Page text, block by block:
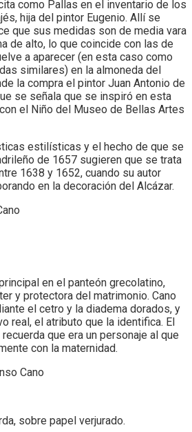
como Pallas en el inventario de los
hija del pintor Eugenio. Allí se
que sus medidas son de media vara
de alto, lo que coincide con las de
a aparecer (en esta caso como
similares) en la almoneda del
la compra el pintor Juan Antonio de
se señala que se inspiró en esta
el Niño del Museo de Bellas Artes
estilísticas y el hecho de que se
de 1657 sugieren que se trata
1638 y 1652, cuando su autor
en la decoración del Alcázar.
en el panteón grecolatino,
y protectora del matrimonio. Cano
el cetro y la diadema dorados, y
real, el atributo que la identifica. El
que era un personaje al que
con la maternidad.
Cano
sobre papel verjurado.